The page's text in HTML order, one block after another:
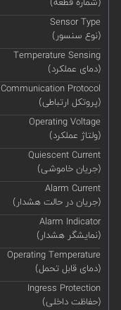
Sensor Type
(نوع سنسور)
Temperature Sensing
(دمای عملکرد)
Communication Protocol
(پروتکل ارتباطی)
Operating Voltage
(ولتاژ عملکرد)
Quiescent Current
(جریان خاموشی)
Alarm Current
(جریان در حالت هشدار)
Alarm Indicator
(نمایشگر هشدار)
Operating Temperature
(دمای قابل تحمل)
Ingress Protection
(حفاظت داخلی)